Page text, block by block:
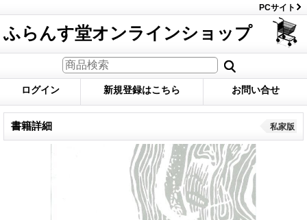
PCサイト
ふらんす堂オンラインショップ
ログイン 新規登録はこちら お問い合せ
書籍詳細 私家版